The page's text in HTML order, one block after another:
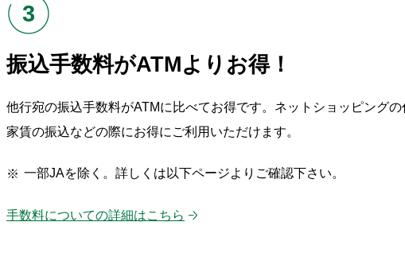
3
振込手数料がATMよりお得！
他行宛の振込手数料がATMに比べてお得です。ネットショッピング
家賃の振込などの際にお得にご利用いただけます。
一部JAを除く。詳しくは以下ページよりご確認下さい。
手数料についての詳細はこちら